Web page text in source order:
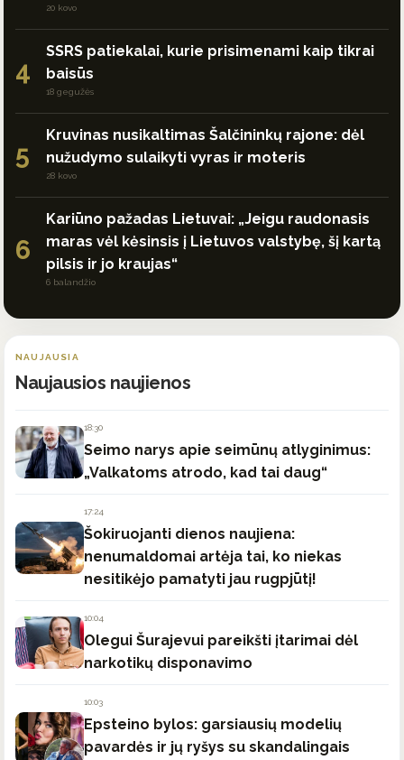
20 kovo
4
SSRS patiekalai, kurie prisimenami kaip tikrai
baisūs
18 gegužės
5
Kruvinas nusikaltimas Šalčininkų rajone: dėl
nužudymo sulaikyti vyras ir moteris
28 kovo
6
Kariūno pažadas Lietuvai: „Jeigu raudonasis
maras vėl kėsinsis į Lietuvos valstybę, šį kartą
pilsis ir jo kraujas“
6 balandžio
NAUJAUSIA
Naujausios naujienos
18:30
Seimo narys apie seimūnų atlyginimus:
„Valkatoms atrodo, kad tai daug“
17:24
Šokiruojanti dienos naujiena:
nenumaldomai artėja tai, ko niekas
nesitikėjo pamatyti jau rugpjūtį!
10:04
Olegui Šurajevui pareikšti įtarimai dėl
narkotikų disponavimo
10:03
Epsteino bylos: garsiausių modelių
pavardės ir jų ryšys su skandalingais